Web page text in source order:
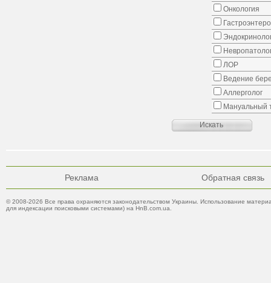
Онкология
ЛОР
Ведение
Аллерголог
Мануальный
Реклама Обратная связь
© 2008-2026 Все права охраняются законодательством Украины. Использование
для индексации поисковыми системами) на HnB.com.ua.